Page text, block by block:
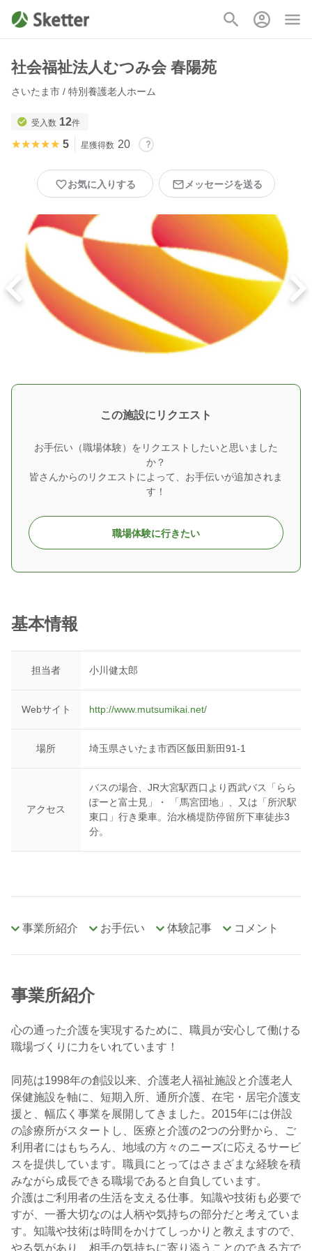
社会福祉法人むつみ会 春陽苑
さいたま市 / 特別養護老人ホーム
受入数 12件
★★★★★
★★★★★ 5 星獲得数 20
お気に入りする メッセージを送る
この施設にリクエスト
お手伝い（職場体験）をリクエストしたいと思いました
か？
皆さんからのリクエストによって、お手伝いが追加されま
す！
職場体験に行きたい
基本情報
担当者 小川健太郎
Webサイト http://www.mutsumikai.net/
場所 埼玉県さいたま市西区飯田新田91-1
アクセス
バスの場合、JR大宮駅西口より西武バス「らら
ぽーと富士見」・ 「馬宮団地」、又は「所沢駅
東口」行き乗車。治水橋堤防停留所下車徒歩3
分。
事業所紹介 お手伝い 体験記事 コメント
事業所紹介
心の通った介護を実現するために、職員が安心して働ける
職場づくりに力をいれています！
同苑は1998年の創設以来、介護老人福祉施設と介護老人
保健施設を軸に、短期入所、通所介護、在宅・居宅介護支
援と、幅広く事業を展開してきました。2015年には併設
の診療所がスタートし、医療と介護の2つの分野から、ご
利用者にはもちろん、地域の方々のニーズに応えるサービ
スを提供しています。職員にとってはさまざまな経験を積
みながら成長できる職場であると自負しています。
介護はご利用者の生活を支える仕事。知識や技術も必要で
すが、一番大切なのは人柄や気持ちの部分だと考えていま
す。知識や技術は時間をかけてしっかりと教えますので、
やる気があり、相手の気持ちに寄り添うことのできる方で